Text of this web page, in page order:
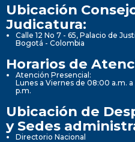
Ubicación
Judicatura:
Calle 12 No 7 - 65, Palacio de
Bogotá - Colombia
Horarios de
Atención Presencial:
Lunes a Viernes de 08:00 a.m.
p.m.
Ubicación de
y Sedes
Directorio Nacional